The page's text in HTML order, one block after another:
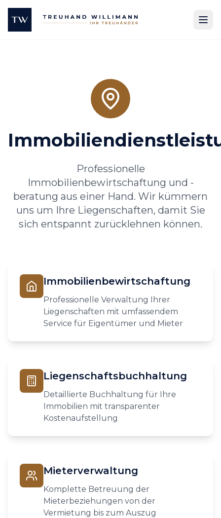
Professionelle
Immobilienbewirtschaftung und -
beratung aus einer Hand. Wir kümmern
uns um Ihre Liegenschaften, damit Sie
sich entspannt zurücklehnen können.
Immobilienbewirtschaftung
Professionelle Verwaltung Ihrer
Liegenschaften mit umfassendem
Service für Eigentümer und Mieter
Liegenschaftsbuchhaltung
Detaillierte Buchhaltung für Ihre
Immobilien mit transparenter
Kostenaufstellung
Mieterverwaltung
Komplette Betreuung der
Mieterbeziehungen von der
Vermietung bis zum Auszug